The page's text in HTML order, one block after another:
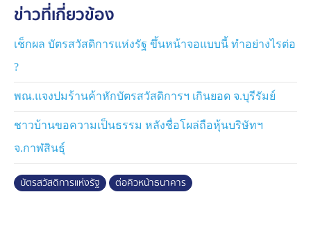
บอกว่ามีบัตรประชารัฐเก่าอยู่แล้ว แต่ได้ให้ลูกหลานได้พามา
ยืนยันตัวตนอีกครั้ง ตั้งแต่ 06.00 น.หวังจะได้สิทธิเหมือนเดิม
ข่าวที่เกี่ยวข้อง
เช็กผล บัตรสวัสดิการแห่งรัฐ ขึ้นหน้าจอแบบนี้ ทำอย่างไรต่อ
?
พณ.แจงปมร้านค้าหักบัตรสวัสดิการฯ เกินยอด จ.บุรีรัมย์
ชาวบ้านขอความเป็นธรรม หลังชื่อโผล่ถือหุ้นบริษัทฯ
จ.กาฬสินธุ์
บัตรสวัสดิการแห่งรัฐ ต่อคิวหน้าธนาคาร